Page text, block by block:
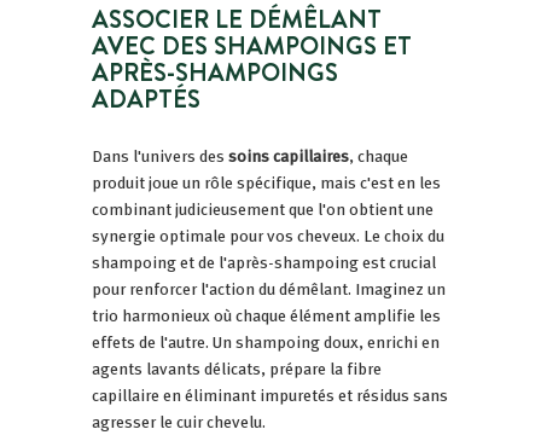
ASSOCIER LE DÉMÊLANT
AVEC DES SHAMPOINGS ET
APRÈS-SHAMPOINGS
ADAPTÉS
Dans l'univers dessoins capillaires, chaque
produit joue un rôle spécifique, mais c'est en les
combinant judicieusement que l'on obtient une
synergie optimale pour vos cheveux. Le choix du
shampoing et de l'après-shampoing est crucial
pour renforcer l'action du démêlant. Imaginez un
trio harmonieux où chaque élément amplifie les
effets de l'autre. Un shampoing doux, enrichi en
agents lavants délicats, prépare la fibre
capillaire en éliminant impuretés et résidus sans
agresser le cuir chevelu.